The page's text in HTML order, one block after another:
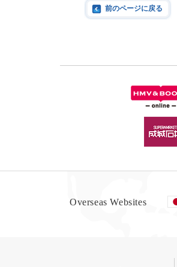
前のページに戻る
Overseas Websites